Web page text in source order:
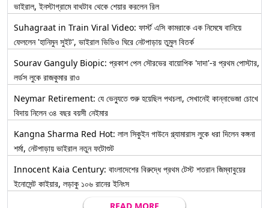
ভাইরাল, ইনস্টাগ্রামে বাথটাব থেকে শেয়ার করলেন রিল
Suhagraat in Train Viral Video: ফার্স্ট এসি কামরাকে এক নিমেষে বানিয়ে
ফেললেন 'হানিমুন সুইট', ভাইরাল ভিডিও ঘিরে নেটপাড়ায় তুমুল বিতর্ক
Sourav Ganguly Biopic: প্রকাশ পেল সৌরভের বায়োপিক 'দাদা'-র প্রথম পোস্টার,
লর্ডস লুকে রাজকুমার রাও
Neymar Retirement: যে ভেন্যুতে শুরু হয়েছিল পথচলা, সেখানেই কান্নাভেজা চোখে
বিদায় নিলেন ৩৪ বছর বয়সী নেইমার
Kangna Sharma Red Hot: লাল সিকুইন গাউনে গ্ল্যামারাস লুকে ধরা দিলেন কঙ্গনা
শর্মা, নেটপাড়ায় ভাইরাল নতুন ফটোশুট
Innocent Kaia Century: বাংলাদেশের বিরুদ্ধে প্রথম টেস্ট শতরান জিম্বাবুয়ের
ইনোসেন্ট কাইয়ার, লড়াকু ১০৬ রানের ইনিংস